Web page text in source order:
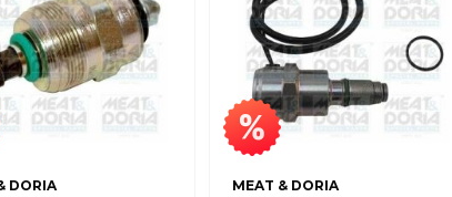
SEAT SKODA SMART
TOYOTA VOLVO VW
DORIA MEAT & DORIA